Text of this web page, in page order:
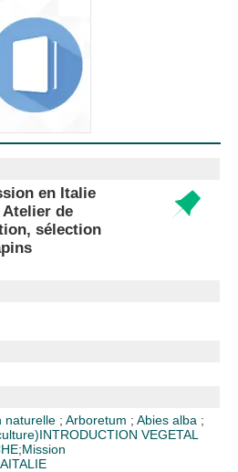
en Italie
Atelier de
sélection
naturelle ;Arboretum ;Abies alba ;
INTRODUCTION VEGETAL
;Mission
ITALIE